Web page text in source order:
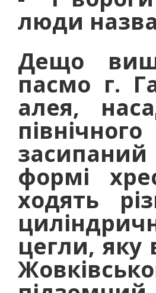
люди
Дещо
пасмо г.
алея,
формі
ходять
цегли, яку